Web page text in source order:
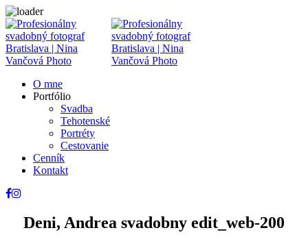
O mne
Portfólio
Svadba
Tehotenské
Portréty
Cestovanie
Cenník
Kontakt
Deni, Andrea svadobny edit_web-200